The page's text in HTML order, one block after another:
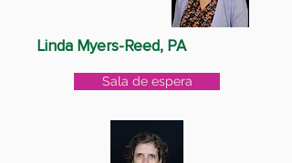
Linda Myers-Reed, PA
Sala de espera